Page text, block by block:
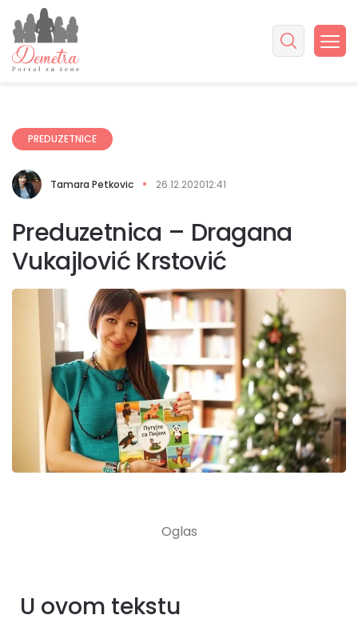
PREDUZETNICE
Tamara Petkovic 26.12.202012:41
Preduzetnica – Dragana
Vukajlović Krstović
U ovom tekstu